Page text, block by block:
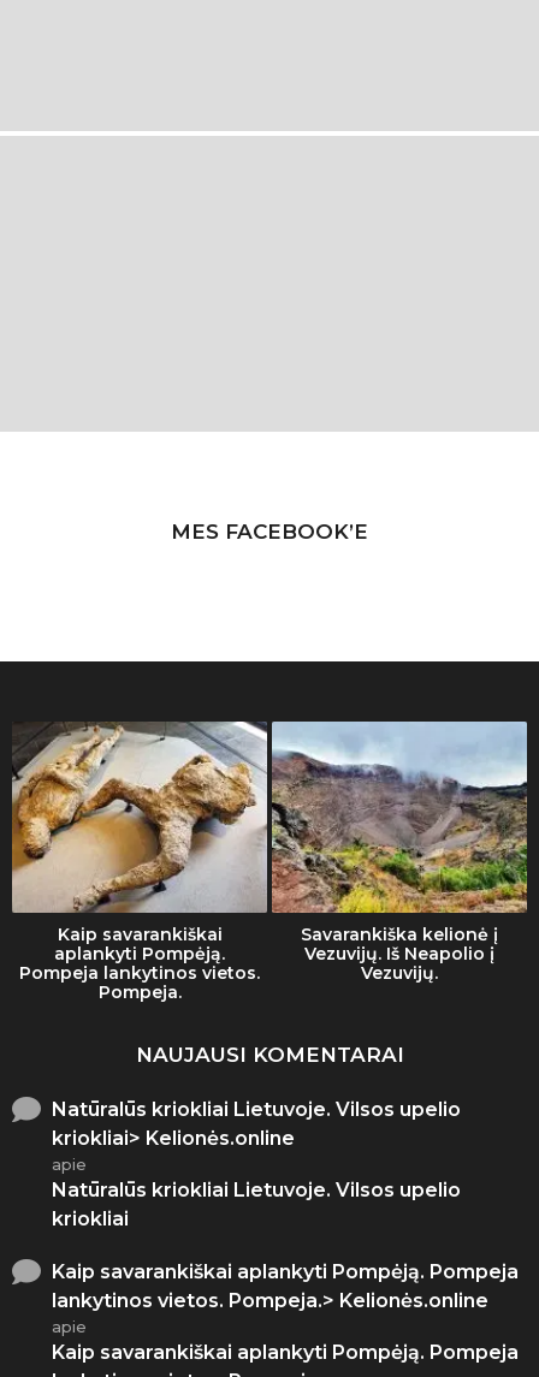
MES FACEBOOK’E
Kaip savarankiškai
aplankyti Pompėją.
Pompeja lankytinos vietos.
Pompeja.
Savarankiška kelionė į
Vezuvijų. Iš Neapolio į
Vezuvijų.
NAUJAUSI KOMENTARAI
Natūralūs kriokliai Lietuvoje. Vilsos upelio
kriokliai> Kelionės.online
apie
Natūralūs kriokliai Lietuvoje. Vilsos upelio
kriokliai
Kaip savarankiškai aplankyti Pompėją. Pompeja
lankytinos vietos. Pompeja.> Kelionės.online
apie
Kaip savarankiškai aplankyti Pompėją. Pompeja